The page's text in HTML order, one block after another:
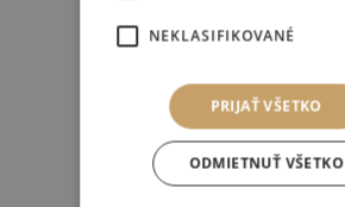
NEKLASIFIKOVANÉ
PRIJAŤ VŠETKO
ODMIETNUŤ VŠETKO